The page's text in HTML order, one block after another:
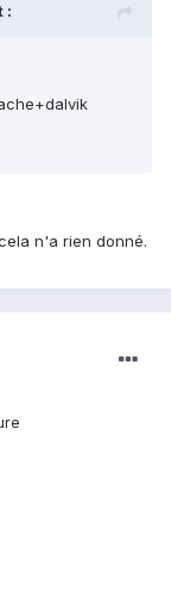
:
n'a rien donné.